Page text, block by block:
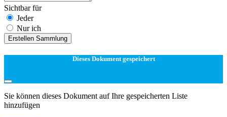
Sichtbar für
Jeder
Nur ich
Erstellen Sammlung
Dieses Dokument gespeichert
Sie können dieses Dokument auf Ihre gespeicherten Liste
hinzufügen